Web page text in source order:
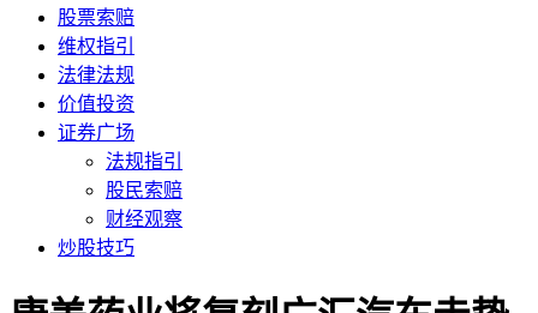
股票索赔
维权指引
法律法规
价值投资
证券广场
法规指引
股民索赔
财经观察
炒股技巧